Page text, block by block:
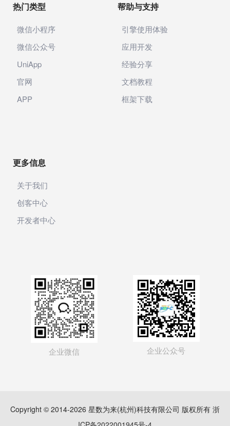
热门类型
微信小程序
微信公众号
UniApp
官网
APP
帮助与支持
引擎使用体验
应用开发
经验分享
文档教程
框架下载
更多信息
关于我们
创客中心
开发者中心
企业微信 企业公众号
Copyright © 2014-2026 星数为来(杭州)科技有限公司 版权所有 浙